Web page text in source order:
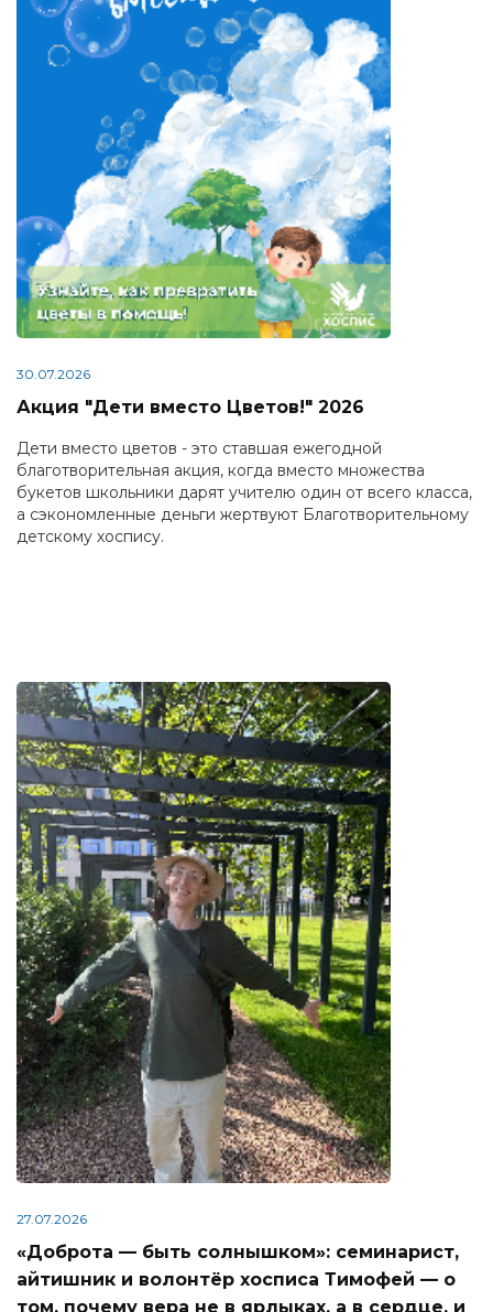
30.07.2026
Акция "Дети вместо Цветов!" 2026
Дети вместо цветов - это ставшая ежегодной
благотворительная акция, когда вместо множества
букетов школьники дарят учителю один от всего класса,
а сэкономленные деньги жертвуют Благотворительному
детскому хоспису.
27.07.2026
«Доброта — быть солнышком»: семинарист,
айтишник и волонтёр хосписа Тимофей — о
том, почему вера не в ярлыках, а в сердце, и